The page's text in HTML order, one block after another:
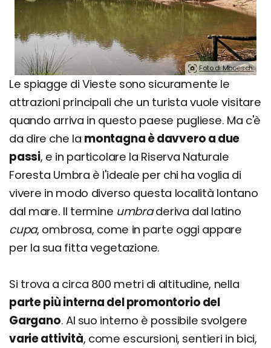
Foto di Mboesch.
Le spiagge di Vieste sono sicuramente le
attrazioni principali che un turista vuole visitare
quando arriva in questo paese pugliese. Ma c'è
da dire che la montagna è davvero a due
passi, e in particolare la Riserva Naturale
Foresta Umbra è l'ideale per chi ha voglia di
vivere in modo diverso questa località lontano
dal mare. Il termine umbraderiva dal latino
cupa, ombrosa, come in parte oggi appare
per la sua fitta vegetazione.
Si trova a circa 800 metri di altitudine, nella
parte più interna del promontorio del
Gargano. Al suo interno è possibile svolgere
varie attività, come escursioni, sentieri in bici,